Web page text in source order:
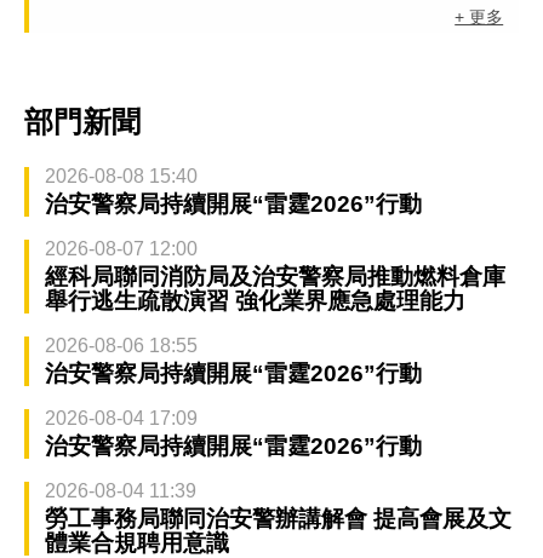
+ 更多
部門新聞
2026-08-08 15:40
治安警察局持續開展“雷霆2026”行動
2026-08-07 12:00
經科局聯同消防局及治安警察局推動燃料倉庫
舉行逃生疏散演習 強化業界應急處理能力
2026-08-06 18:55
治安警察局持續開展“雷霆2026”行動
2026-08-04 17:09
治安警察局持續開展“雷霆2026”行動
2026-08-04 11:39
勞工事務局聯同治安警辦講解會 提高會展及文
體業合規聘用意識